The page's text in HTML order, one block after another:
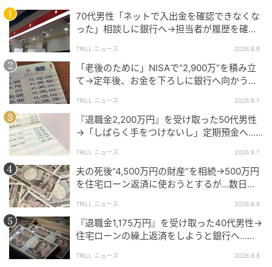
受信側の対応環境は幅広く、iPhoneおよびiPadでは追
加アプリなしでそのまま利用できます。
WindowsパソコンではZIP展開ソフト「7z」、Android
スマートフォンではZIPファイル管理アプリ
「ZArchiver」のインストールが必要です。
オプションとして、WebクラウドサービスとのAPI連携
や、配信ファイルのファイル名変更カスタマイズにも
対応しています。
住民税通知の電子化が本格普及するなか、配布業務の
デジタル化は人事・総務部門の大きな課題となってい
ます。
eLTAXデータの受け取りからメール配信までを自動化
することで、毎年の住民税シーズンにかかる担当者の
70代男性「ネットで入出金を確認できなくな
った」相談しに銀行へ→担当者が履歴を確認
TRILL ニュース 2026.8.8
「老後のために」NISAで“2,900万”を積み立
て→定年後、お金を下ろしに銀行へ向かう
TRILL ニュース 2026.8.7
『退職金2,200万円』を受け取った50代男性
→「しばらく手をつけないし」定期預金へ…4
TRILL ニュース 2026.8.7
夫の死後“4,500万円の財産”を相続→500万円
を住宅ローン返済に使おうとするが…数日
TRILL ニュース 2026.8.8
『退職金1,175万円』を受け取った40代男性→
住宅ローンの繰上返済をしようと銀行へ…し
TRILL ニュース 2026.8.8